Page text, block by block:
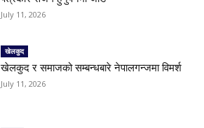
July 11, 2026
खेलकुद
खेलकुद र समाजको सम्बन्धबारे नेपालगन्जमा विमर्श
July 11, 2026